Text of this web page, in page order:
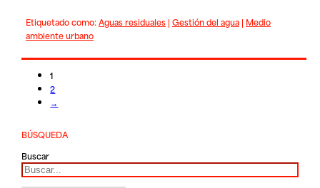
Etiquetado como:Aguas residuales| Gestión del agua| Medio
ambiente urbano
1
2
→
BÚSQUEDA
Buscar